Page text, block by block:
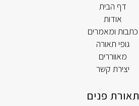
דף הבית
אודות
כתבות ומאמרים
גופי תאורה
מאווררים
יצירת קשר
תאורת פנים